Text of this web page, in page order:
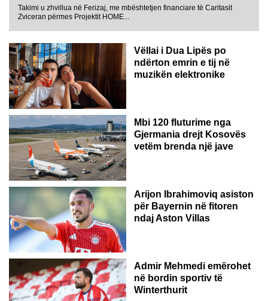
Takimi u zhvillua në Ferizaj, me mbështetjen financiare të Caritasit
Zviceran përmes Projektit HOME...
Vëllai i Dua Lipës po
ndërton emrin e tij në
muzikën elektronike
GJERMANI
Mbi 120 fluturime nga
Gjermania drejt Kosovës
vetëm brenda një jave
Arijon Ibrahimoviq asiston
për Bayernin në fitoren
ndaj Aston Villas
ZVICËR
Admir Mehmedi emërohet
në bordin sportiv të
Winterthurit